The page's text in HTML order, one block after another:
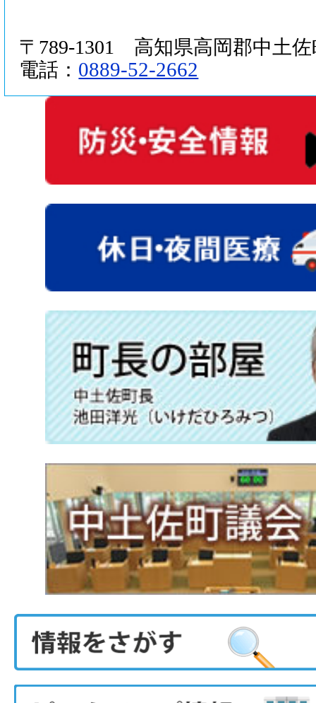
〒789-1301 高知県高岡郡中土佐
電話： 0889-52-2662